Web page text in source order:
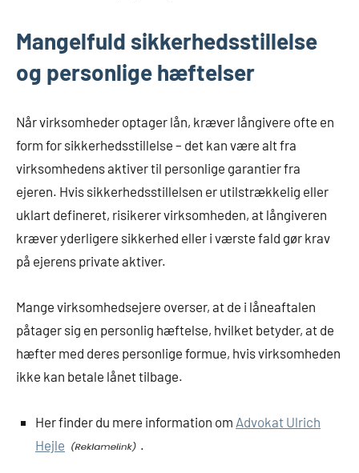
Mangelfuld sikkerhedsstillelse
og personlige hæftelser
Når virksomheder optager lån, kræver långivere ofte en
form for sikkerhedsstillelse – det kan være alt fra
virksomhedens aktiver til personlige garantier fra
ejeren. Hvis sikkerhedsstillelsen er utilstrækkelig eller
uklart defineret, risikerer virksomheden, at långiveren
kræver yderligere sikkerhed eller i værste fald gør krav
på ejerens private aktiver.
Mange virksomhedsejere overser, at de i låneaftalen
påtager sig en personlig hæftelse, hvilket betyder, at de
hæfter med deres personlige formue, hvis virksomheden
ikke kan betale lånet tilbage.
Her finder du mere information om Advokat Ulrich
Hejle
.